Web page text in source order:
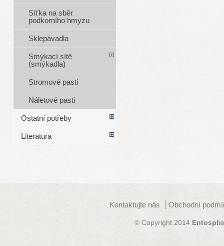
Síťka na sběr
podkorního hmyzu
Sklepávadla
Smýkací sítě
(smýkadla)
Stromové pasti
Náletové pasti
Ostatní potřeby
Literatura
Kontaktujte nás Obchodní
© Copyright 2014